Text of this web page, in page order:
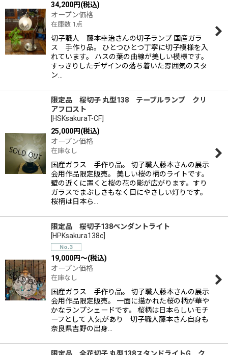
34,200円(税込)
オープン価格
在庫数 1点
切子職人 藤本幸治さんの切子ランプ 国産ガラ
ス 手作り品。 ひとつひとつ丁寧に切子模様を入
れています。 ハスの葉の曲線が美しい模様です。
すっきりしたデザインの落ち着いた雰囲気のスタ
ン…
限定品 桜切子 丸型138 テーブルランプ クリ
アフロスト
[HSKsakuraT-CF
25,000円(税込)
オープン価格
在庫なし
国産ガラス 手作り品。 切子職人藤本さんの展示
会用作品限定販売。 美しい桜の柄のライトです。
壁の近くに置くと桜の花の影が広がります。すり
ガラスでまぶしさもなく目にやさしい灯りです。
桜柄は日本ら…
限定品 桜切子138ペンダントライト
[HPKsakura138c
19,000円～(税込)
オープン価格
在庫なし
国産ガラス 手作り品。 切子職人藤本さんの展示
会用作品限定販売。 一面に描かれた桜の柄が華や
かなランプシェードです。 桜柄は日本らしいモチ
ーフとして 人気があり 切子職人藤本さん自身も
奈良県吉野の出身…